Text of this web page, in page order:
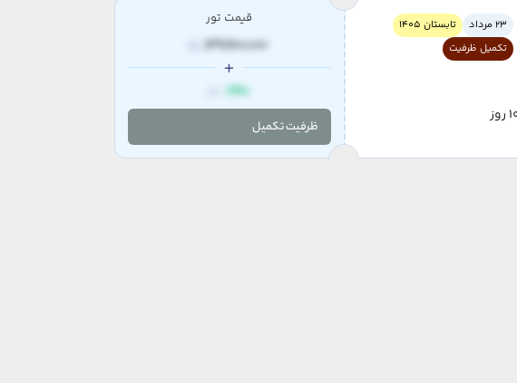
23 مرداد
تابستان 1405
تکمیل ظرفیت
قیمت تور
139,900,000
1990
ظرفیت تکمیل